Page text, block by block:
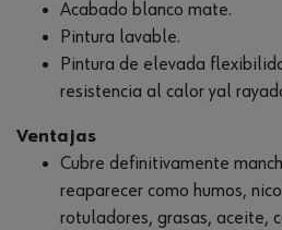
Acabado blanco mate.
Pintura lavable.
Pintura de elevada
resistencia al calor yal
Ventajas
Cubre definitivamente
reaparecer como humos,
rotuladores, grasas, aceite,